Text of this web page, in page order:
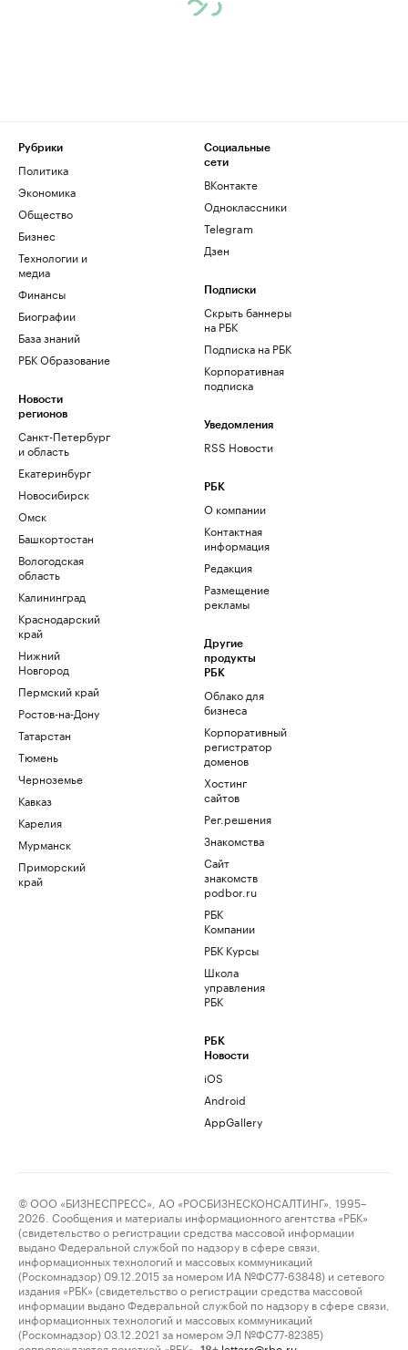
Рубрики
Политика
Экономика
Общество
Бизнес
Технологии и
медиа
Финансы
Биографии
База знаний
РБК Образование
Новости
регионов
Санкт-Петербург
и область
Екатеринбург
Новосибирск
Омск
Башкортостан
Вологодская
область
Калининград
Краснодарский
край
Нижний
Новгород
Пермский край
Ростов-на-Дону
Татарстан
Тюмень
Черноземье
Кавказ
Карелия
Мурманск
Приморский
край
Социальные
сети
ВКонтакте
Одноклассники
Telegram
Дзен
Подписки
Скрыть баннеры
на РБК
Подписка на РБК
Корпоративная
подписка
Уведомления
RSS Новости
РБК
О компании
Контактная
информация
Редакция
Размещение
рекламы
Другие
продукты
РБК
Облако для
бизнеса
Корпоративный
регистратор
доменов
Хостинг
сайтов
Рег.решения
Знакомства
Сайт
знакомств
podbor.ru
РБК
Компании
РБК Курсы
Школа
управления
РБК
РБК
Новости
iOS
Android
AppGallery
© ООО «БИЗНЕСПРЕСС», АО «РОСБИЗНЕСКОНСАЛТИНГ», 1995–
2026. Сообщения и материалы информационного агентства «РБК»
(свидетельство о регистрации средства массовой информации
выдано Федеральной службой по надзору в сфере связи,
информационных технологий и массовых коммуникаций
(Роскомнадзор) 09.12.2015 за номером ИА №ФС77-63848) и сетевого
издания «РБК» (свидетельство о регистрации средства массовой
информации выдано Федеральной службой по надзору в сфере связи,
информационных технологий и массовых коммуникаций
(Роскомнадзор) 03.12.2021 за номером ЭЛ №ФС77-82385)